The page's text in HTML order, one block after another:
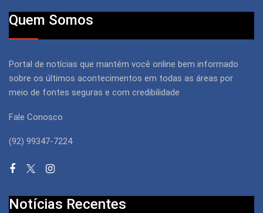
Quem Somos
Portal de notícias que mantém você online bem informado
sobre os últimos acontecimentos em todas as áreas por
meio de fontes seguras e com credibilidade
Fale Conosco
(92) 99347-7224
Notícias Recentes